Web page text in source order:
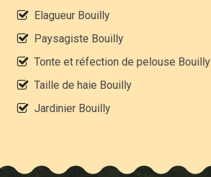
Elagueur Bouilly
Paysagiste Bouilly
Tonte et réfection de pelouse Bouilly
Taille de haie Bouilly
Jardinier Bouilly